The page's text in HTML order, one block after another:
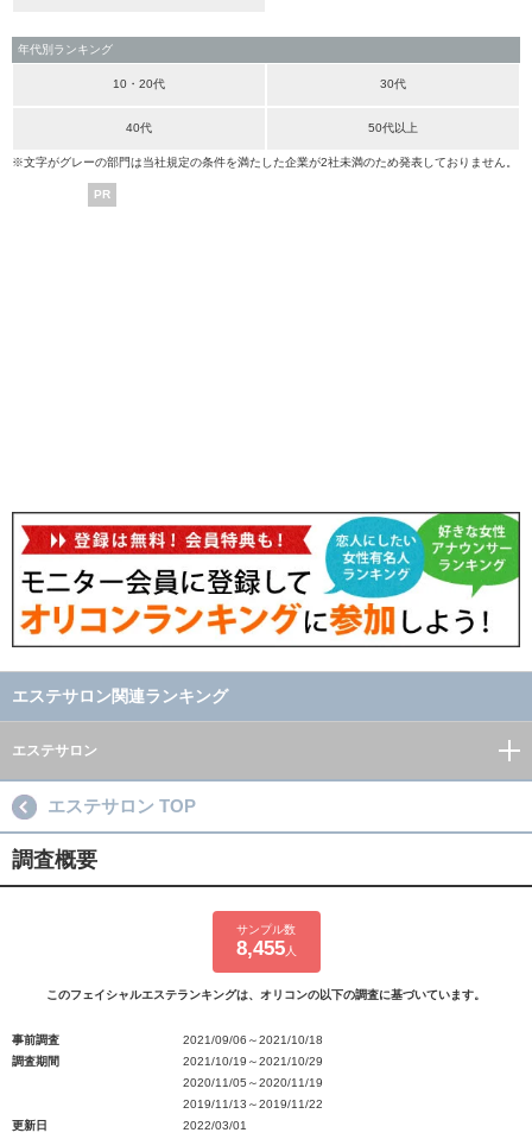
年代別ランキング
10・20代 30代
40代 50代以上
※文字がグレーの部門は当社規定の条件を満たした企業が2社未満のため発表しておりません。
PR
エステサロン関連ランキング
エステサロン
エステサロン TOP
調査概要
サンプル数
8,455人
このフェイシャルエステランキングは、オリコンの以下の調査に基づいています。
事前調査
2021/09/06～2021/10/18
調査期間
2021/10/19～2021/10/29
2020/11/05～2020/11/19
2019/11/13～2019/11/22
更新日
2022/03/01